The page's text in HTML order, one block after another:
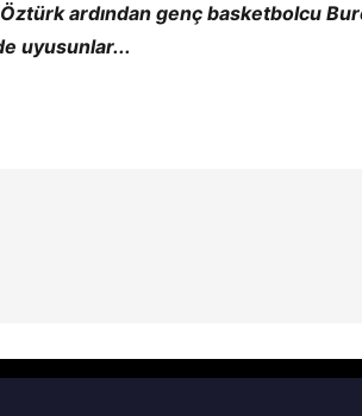
ardından genç basketbolcu
uyusunlar...